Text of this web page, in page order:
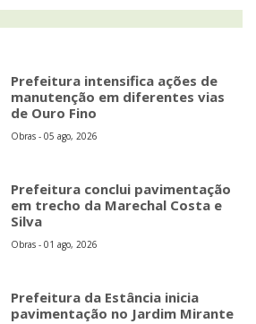
Prefeitura intensifica ações de
manutenção em diferentes vias
de Ouro Fino
Obras - 05 ago, 2026
Prefeitura conclui pavimentação
em trecho da Marechal Costa e
Silva
Obras - 01 ago, 2026
Prefeitura da Estância inicia
pavimentação no Jardim Mirante